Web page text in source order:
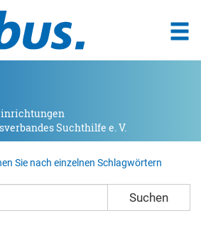
Suchthilfe e. V.
Sie nach einzelnen Schlagwörtern
Suchen